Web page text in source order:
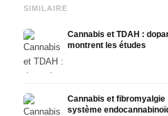
SIMILAIRE
Cannabis et TDAH :
montrent les études
Cannabis et
système